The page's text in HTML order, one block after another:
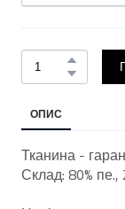
ОПИС
Тканина -
Склад: 80% пе.,